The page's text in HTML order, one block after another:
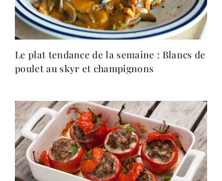
Le plat tendance de la semaine : Blancs de
poulet au skyr et champignons